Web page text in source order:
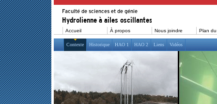
Accueil À propos Nous joindre Plan
Contexte Historique HAO 1 HAO 2 Liens Vidéos